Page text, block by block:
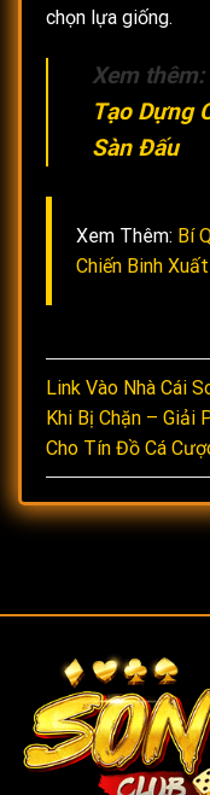
chọn lựa giống.
Xem thêm:
Tạo Dựng
Sàn Đấu
Xem Thêm: Bí
Chiến Binh
Link Vào Nhà Cái
Khi Bị Chặn – Giải
Cho Tín Đồ Cá